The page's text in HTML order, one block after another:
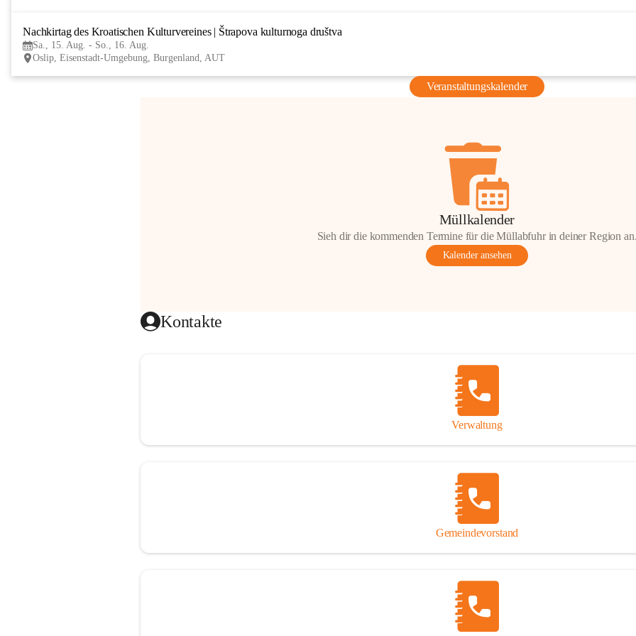
Nachkirtag des Kroatischen Kulturvereines | Štrapova kulturnoga društva
Sa., 15. Aug. - So., 16. Aug.
Oslip, Eisenstadt-Umgebung, Burgenland, AUT
Veranstaltungskalender
Müllkalender
Sieh dir die kommenden Termine für die Müllabfuhr in deiner Region an.
Kalender ansehen
Kontakte
Verwaltung
Gemeindevorstand